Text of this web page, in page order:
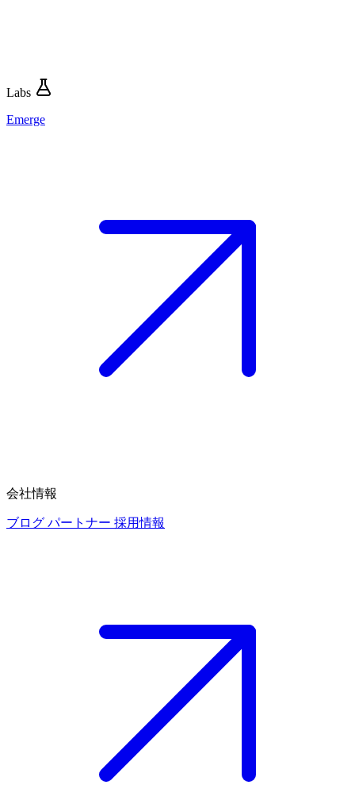
Labs
Emerge
会社情報
ブログ パートナー 採用情報